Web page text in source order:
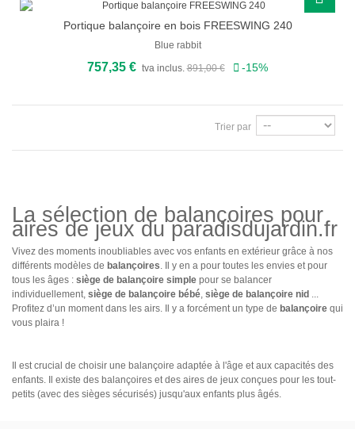
Portique balançoire en bois FREESWING 240
Blue rabbit
757,35 € tva inclus. 891,00 € -15%
Trier par
La sélection de balançoires pour
aires de jeux du paradisdujardin.fr
Vivez des moments inoubliables avec vos enfants en extérieur grâce à nos
différents modèles de balançoires. Il y en a pour toutes les envies et pour
tous les âges : siège de balançoire simple pour se balancer
individuellement, siège de balançoire bébé, siège de balançoire nid ...
Profitez d’un moment dans les airs. Il y a forcément un type de balançoire qui
vous plaira !
Il est crucial de choisir une balançoire adaptée à l'âge et aux capacités des
enfants. Il existe des balançoires et des aires de jeux conçues pour les tout-
petits (avec des sièges sécurisés) jusqu'aux enfants plus âgés.